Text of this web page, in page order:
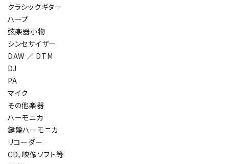
クラシックギター
ハープ
弦楽器小物
シンセサイザー
DAW ／ DTM
DJ
PA
マイク
その他楽器
ハーモニカ
鍵盤ハーモニカ
リコーダー
CD、映像ソフト等